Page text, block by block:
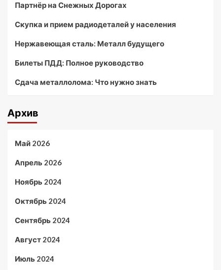
Партнёр на Снежных Дорогах
Скупка и прием радиодеталей у населения
Нержавеющая сталь: Металл будущего
Билеты ПДД: Полное руководство
Сдача металлолома: Что нужно знать
Архив
Май 2026
Апрель 2026
Ноябрь 2024
Октябрь 2024
Сентябрь 2024
Август 2024
Июль 2024